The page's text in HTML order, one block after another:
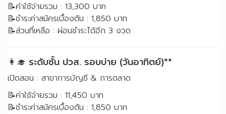
📝ค่าใช้จ่ายรวม : 13,300 บาท
📝ชำระค่าสมัครเบื้องต้น : 1,850 บาท
📝ส่วนที่เหลือ : ผ่อนชำระได้อีก 3 งวด
👩‍🎓 ระดับชั้น ปวส. รอบบ่าย (วันอาทิตย์)**
เปิดสอน : สาขาการบัญชี & การตลาด
📝ค่าใช้จ่ายรวม : 11,450 บาท
📝ชำระค่าสมัครเบื้องต้น : 1,850 บาท